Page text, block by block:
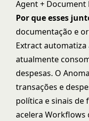
Agent+ Document
Por que esses
documentação e
Extract
atualmente
despesas. O
transações e
política e sinais de
acelera